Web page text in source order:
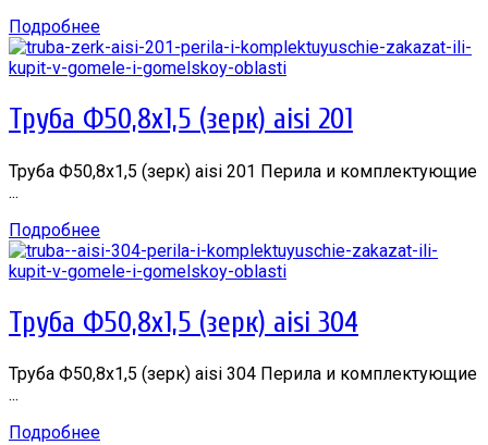
Подробнее
Труба Ф50,8х1,5 (зерк) aisi 201
Труба Ф50,8х1,5 (зерк) aisi 201 Перила и комплектующие
...
Подробнее
Труба Ф50,8х1,5 (зерк) aisi 304
Труба Ф50,8х1,5 (зерк) aisi 304 Перила и комплектующие
...
Подробнее